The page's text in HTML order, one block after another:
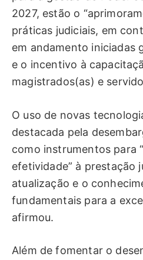
2027, estão o
práticas judiciais, em
em andamento iniciadas
e o incentivo à
magistrados(as) e
O uso de novas
destacada pela
como instrumentos para
efetividade” à prestação
atualização e o
fundamentais para a
afirmou.
Além de fomentar o